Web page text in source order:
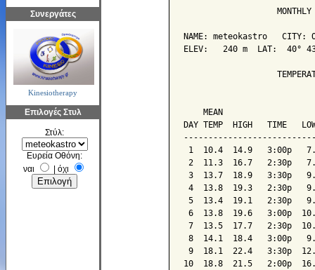
Συνεργάτες
Kinesiotherapy
Επιλογές Στυλ
Στύλ:
Ευρεία Οθόνη:
ναι
όχι
NAME: meteokastro   CITY:
ELEV:   240 m  LAT:  40°
MEAN
DAY TEMP  HIGH   TIME
1  10.4  14.9   3:00p
2  11.3  16.7   2:30p
3  13.7  18.9   3:30p
4  13.8  19.3   2:30p
5  13.4  19.1   2:30p
6  13.8  19.6   3:00p
7  13.5  17.7   2:30p
8  14.1  18.4   3:00p
9  18.1  22.4   3:30p
10  18.8  21.5   2:00p